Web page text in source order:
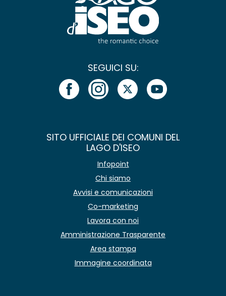
SEGUICI SU:
SITO UFFICIALE DEI COMUNI DEL
LAGO D'ISEO
Infopoint
Chi siamo
Avvisi e comunicazioni
Co-marketing
Lavora con noi
Amministrazione Trasparente
Area stampa
Immagine coordinata